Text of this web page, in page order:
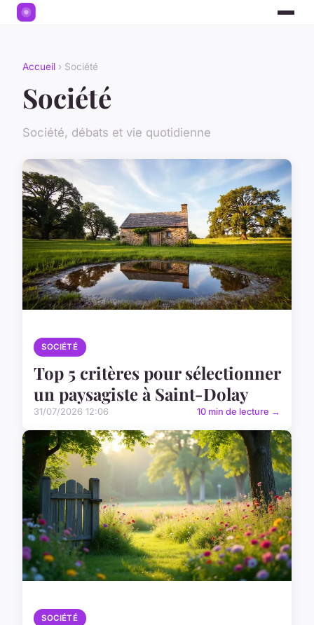
Accueil › Société
Société
Société, débats et vie quotidienne
SOCIÉTÉ
Top 5 critères pour sélectionner
un paysagiste à Saint-Dolay
31/07/2026 12:06 10 min de lecture →
SOCIÉTÉ